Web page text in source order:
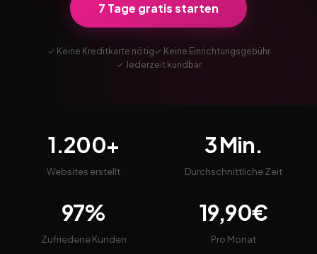
7 Tage gratis starten
✓ Keine Kreditkarte nötig✓ Keine Einrichtungsgebühr
✓ Jederzeit kündbar
1.200+
Websites erstellt
3 Min.
Durchschnittliche Zeit
97%
Zufriedene Kunden
19,90€
Pro Monat